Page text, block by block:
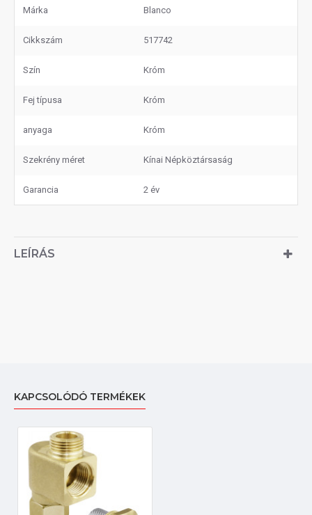
Márka Blanco
Cikkszám 517742
Szín Króm
Fej típusa Króm
anyaga Króm
Szekrény méret Kínai Népköztársaság
Garancia 2 év
LEÍRÁS
KAPCSOLÓDÓ TERMÉKEK